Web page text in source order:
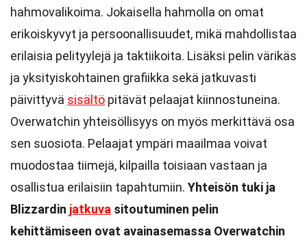
hahmovalikoima. Jokaisella hahmolla on omat
erikoiskyvyt ja persoonallisuudet, mikä mahdollistaa
erilaisia pelityylejä ja taktiikoita. Lisäksi pelin värikäs
ja yksityiskohtainen grafiikka sekä jatkuvasti
päivittyvä sisältö pitävät pelaajat kiinnostuneina.
Overwatchin yhteisöllisyys on myös merkittävä osa
sen suosiota. Pelaajat ympäri maailmaa voivat
muodostaa tiimejä, kilpailla toisiaan vastaan ja
osallistua erilaisiin tapahtumiin. Yhteisön tuki ja
Blizzardin jatkuva sitoutuminen pelin
kehittämiseen ovat avainasemassa Overwatchin